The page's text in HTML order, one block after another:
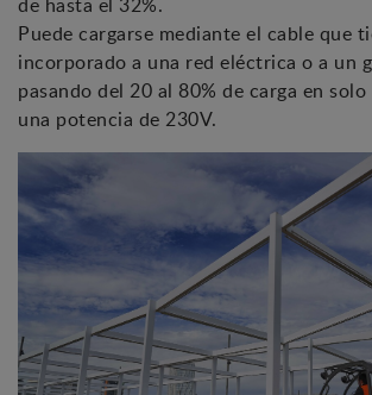
Puede cargarse mediante el cable que
incorporado a una red eléctrica o a un
pasando del 20 al 80% de carga en
una potencia de 230V.